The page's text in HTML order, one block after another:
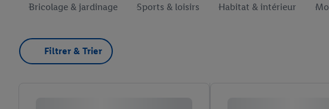
Bricolage & jardinage Sports & loisirs Habitat & intérieur
Filtrer & Trier